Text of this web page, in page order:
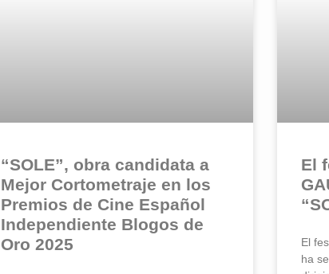
“SOLE”, obra candidata a
Mejor Cortometraje en los
Premios de Cine Español
Independiente Blogos de
Oro 2025
El
El
ha